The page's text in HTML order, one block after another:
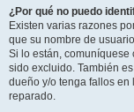
¿Por qué no puedo
Existen varias razones
que su nombre de
Si lo están, comuníquese
sido excluido. También
dueño y/o tenga fallos
reparado.